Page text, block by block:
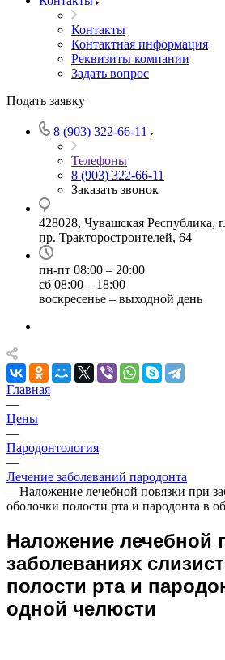
Контакты
Контактная информация
Реквизиты компании
Задать вопрос
Подать заявку
8 (903) 322-66-11
Телефоны
8 (903) 322-66-11
Заказать звонок
428028, Чувашская Республика,
пр. Тракторостроителей, 64
пн-пт 08:00 – 20:00
сб 08:00 – 18:00
воскресенье – выходной день
Главная
—
Цены
—
Пародонтология
—
Лечение заболеваний пародонта
—Наложение лечебной повязки при
оболочки полости рта и пародонта в
Наложение лечебной
заболеваниях
полости рта и
одной челюсти